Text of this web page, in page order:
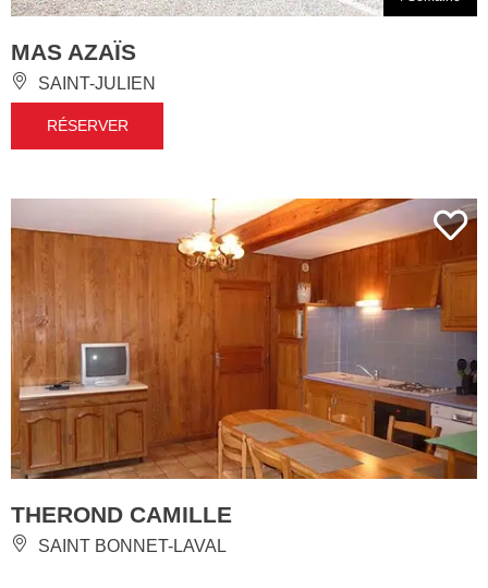
MAS AZAÏS
SAINT-JULIEN
RÉSERVER
THEROND CAMILLE
SAINT BONNET-LAVAL